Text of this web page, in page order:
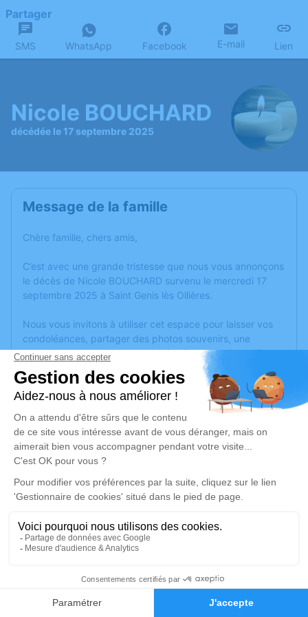
Faire-part Hommages
Partager
SMS WhatsApp Facebook E-mail Lien
Nicole BOUCHARD
décédée le 17 septembre 2025
Message de la famille
Chère famille, chers amis,
C’est avec une grande tristesse que nous vous annonçons
le décès de Nicole BOUCHARD survenu le mercredi 17
septembre 2025 à Saint Genis lès Ollières.
Nous vous invitons à utiliser cet espace pour laisser vos
condoléances, partager des photos souvenirs, une
anecdote ou exprimer vos pensées à travers des poèmes
ou des textes. Cet endroit est un lieu d'expression dédié à
honorer la mémoire de Nicole BOUCHARD.
Un service de plantation d’arbre hommage estdisponible
vendredi 26 septembre 2025 à 10h00
EGLISE SAINT ANTOINE PLACE DE L'EGLISE
69670 Vaugneray
Je rends hommage